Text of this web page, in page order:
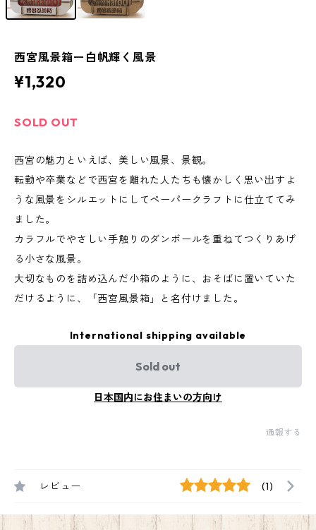
西宮風景箱ー白帆輝く風景
¥1,320
SOLD OUT
西宮の魅力といえば、美しい風景、景観。
転勤や卒業などで西宮を離れた人たちも懐かしく思い出すよ
うな風景をシルエットにしてペーパークラフトに仕立ててみ
ました。
カラフルでやさしい手触りのダンボールを重ねてつくりあげ
る小さな風景。
大切なものを詰め込んだ小箱のように、おそばに置いていた
だけるように、「西宮風景箱」と名付けました。
International shipping available
Sold out
日本国内にお住まいの方向け
通報する
レビュー (1)